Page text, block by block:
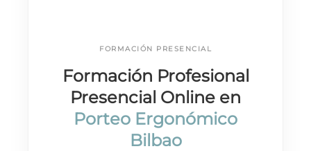
FORMACIÓN PRESENCIAL
Formación Profesional
Presencial Online en
Porteo Ergonómico
Bilbao